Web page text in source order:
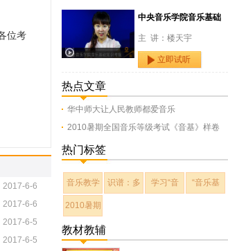
位考
2017-6-6
2017-6-6
2017-6-5
2017-6-5
中央音乐学院音乐基础
主 讲：楼天宇
立即试听
热点文章
华中师大让人民教师都爱音乐
2010暑期全国音乐等级考试《音基》样卷
热门标签
音乐教学 识谱：多 学习“音 “音乐基
2010暑期
教材教辅